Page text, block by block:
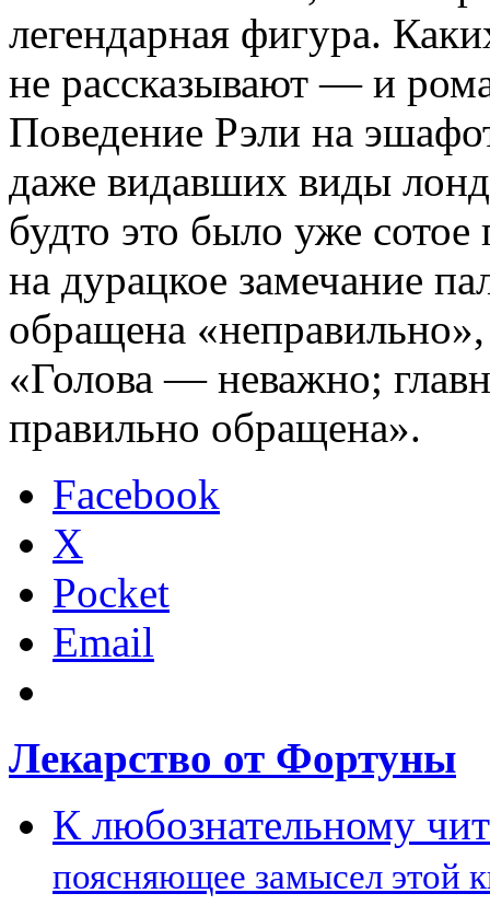
легендарная фигура.
не рассказывают — и
Поведение Рэли на
даже видавших виды
будто это было уже
на дурацкое замечание
обращена
«Голова — неважно;
правильно обращена».
Facebook
X
Pocket
Email
Лекарство от Фортуны
К любознательному
поясняющее замысел этой